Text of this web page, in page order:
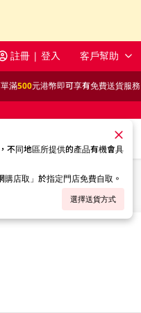
註冊 | 登入 客戶幫助
滿500元港幣即可享有免費送貨服務
不同地區所提供的產品有機會具
店取」於指定門店免費自取。
選擇送貨方式